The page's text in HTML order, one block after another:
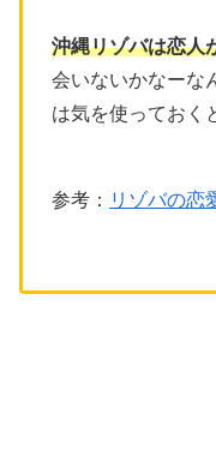
沖縄リゾバは恋人
会いないかなーな
は気を使っておく
参考： リゾバの